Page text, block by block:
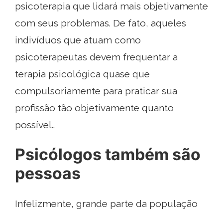
psicoterapia que lidará mais objetivamente
com seus problemas. De fato, aqueles
indivíduos que atuam como
psicoterapeutas devem frequentar a
terapia psicológica quase que
compulsoriamente para praticar sua
profissão tão objetivamente quanto
possível..
Psicólogos também são
pessoas
Infelizmente, grande parte da população